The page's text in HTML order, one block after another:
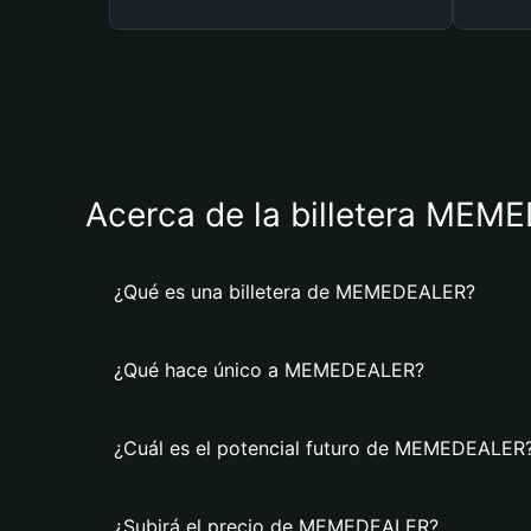
Acerca de la billetera
¿Qué es una billetera de MEMEDEALER?
¿Qué hace único a MEMEDEALER?
¿Cuál es el potencial futuro de
¿Subirá el precio de MEMEDEALER?